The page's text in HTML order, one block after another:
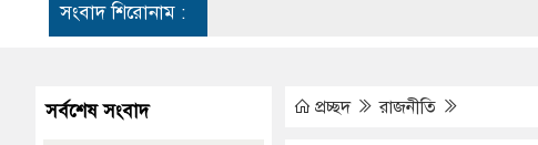
সংবাদ শিরোনাম :
প্রচ্ছদ রাজনীতি
সর্বশেষ সংবাদ